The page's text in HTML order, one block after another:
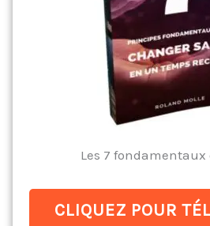
Les 7 fondamentaux
CLIQUEZ POUR